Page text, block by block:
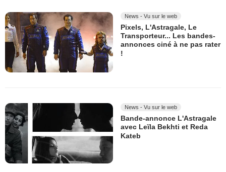
News - Vu sur le web
Pixels, L'Astragale, Le
Transporteur... Les bandes-
annonces ciné à ne pas rater
!
News - Vu sur le web
Bande-annonce L'Astragale
avec Leïla Bekhti et Reda
Kateb